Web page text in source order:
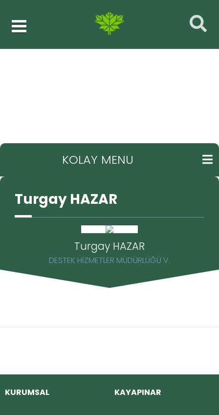
KOLAY MENU
Turgay HAZAR
Turgay HAZAR
DESTEK HİZMETLER MÜDÜRLÜĞÜ V.
KURUMSAL KAYAPINAR